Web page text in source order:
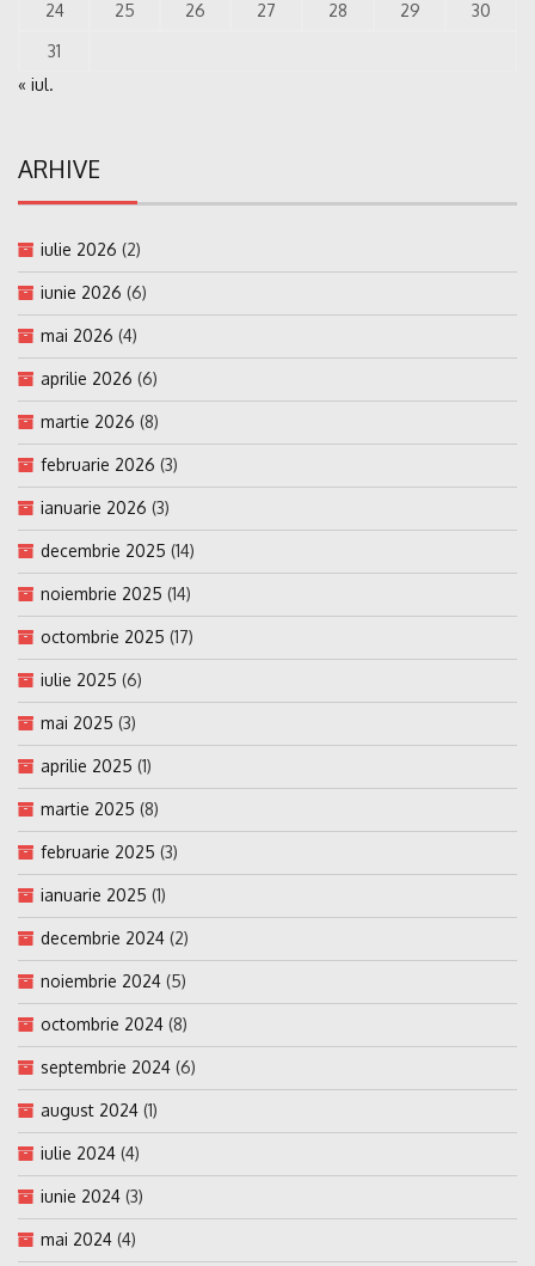
24
25 26 27 28 29
30
31
« iul.
ARHIVE
iulie 2026 (2)
iunie 2026 (6)
mai 2026 (4)
aprilie 2026 (6)
martie 2026 (8)
februarie 2026 (3)
ianuarie 2026 (3)
decembrie 2025 (14)
noiembrie 2025 (14)
octombrie 2025 (17)
iulie 2025 (6)
mai 2025 (3)
aprilie 2025 (1)
martie 2025 (8)
februarie 2025 (3)
ianuarie 2025 (1)
decembrie 2024 (2)
noiembrie 2024 (5)
octombrie 2024 (8)
septembrie 2024 (6)
august 2024 (1)
iulie 2024 (4)
iunie 2024 (3)
mai 2024 (4)